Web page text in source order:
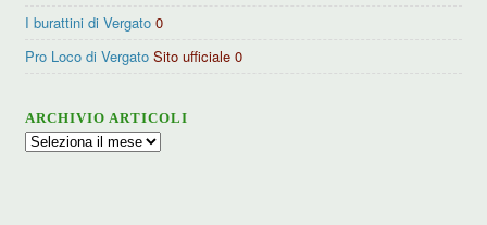
I burattini di Vergato 0
Pro Loco di Vergato Sito ufficiale 0
ARCHIVIO ARTICOLI
Archivio